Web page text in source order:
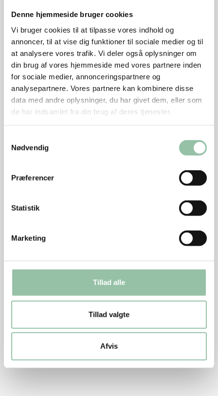
Denne hjemmeside bruger cookies
Vi bruger cookies til at tilpasse vores indhold og
annoncer, til at vise dig funktioner til sociale medier og til
at analysere vores trafik. Vi deler også oplysninger om
din brug af vores hjemmeside med vores partnere inden
for sociale medier, annonceringspartnere og
analysepartnere. Vores partnere kan kombinere disse
data med andre oplysninger, du har givet dem, eller som
de har indsamlet fra din brug af deres tjenester.
Nødvendig
Præferencer
Statistik
Marketing
Tillad alle
Tillad valgte
Afvis
Brun hurtigt schnitzlerne på begge sider.
Skru ned til middelvarme, og steg dem færdige,
1½-2 minutter på hver side.
Grøntsager, fortsat
Svits tørrede tomater, forårsløg, tomater og hvidløg
2 minutter i en gryde i olien.
Krydr med salt og peber samt basilikum, hvis der
Anret tomatblanding og broccoli på et fad
friskhakket basilikum eller persille.
Retten kan laves med dåsetomater, men væden
skal hældes fra, ellers bliver grøntsagspastaen for
Energifordeling
Nu hedder det schnitzel af inderlår fra gris. Tidligere
hed udskæringen skinkeschnitzel af inderlår fra svin.